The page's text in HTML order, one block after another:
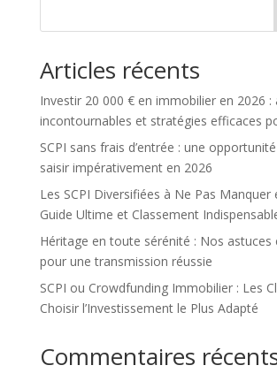
Articles récents
Investir 20 000 € en immobilier en 2026 :
incontournables et stratégies efficaces
SCPI sans frais d’entrée : une
saisir impérativement en 2026
Les SCPI Diversifiées à Ne Pas Manquer
Guide Ultime et Classement
Héritage en toute sérénité : Nos astuces
pour une transmission réussie
SCPI ou Crowdfunding Immobilier : Les
Choisir l’Investissement le Plus Adapté
Commentaires